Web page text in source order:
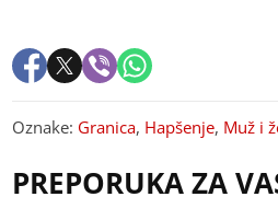
Oznake: Granica, Hapšenje, Muž i
PREPORUKA ZA